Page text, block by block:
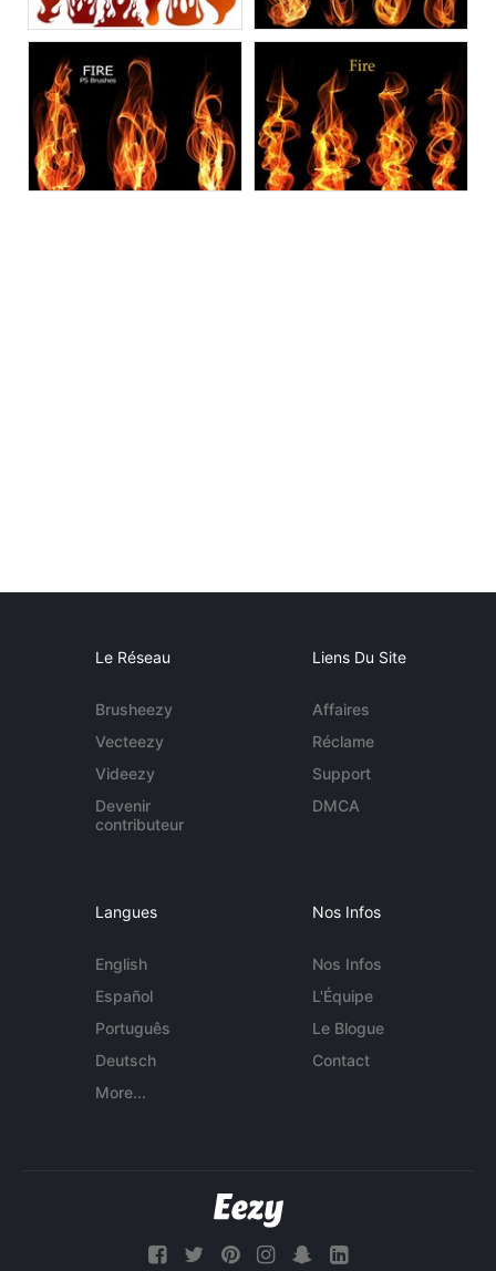
Le Réseau
Brusheezy
Vecteezy
Videezy
Devenir
contributeur
Liens Du Site
Affaires
Réclame
Support
DMCA
Langues
English
Español
Português
Deutsch
More...
Nos Infos
Nos Infos
L'Équipe
Le Blogue
Contact